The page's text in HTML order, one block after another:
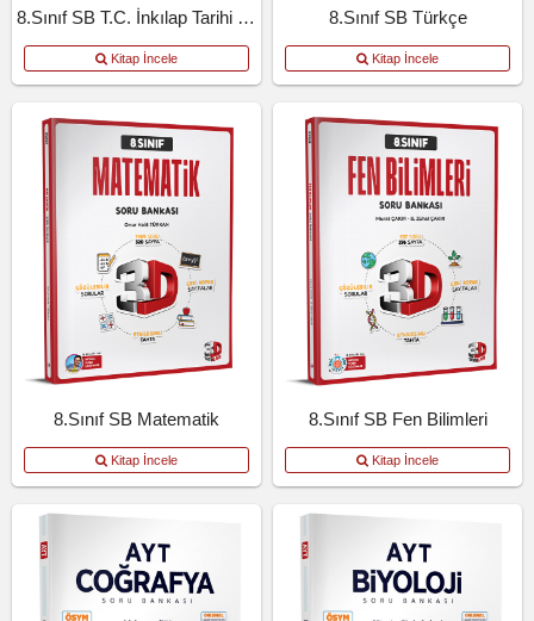
8.Sınıf SB T.C. İnkılap Tarihi Ve Atatürkçülük
Kitap İncele
8.Sınıf SB Türkçe
Kitap İncele
8.Sınıf SB Matematik
Kitap İncele
8.Sınıf SB Fen Bilimleri
Kitap İncele